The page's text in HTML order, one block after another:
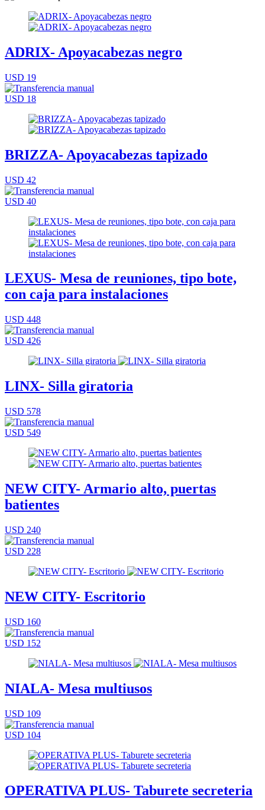
ADRIX- Apoyacabezas negro
USD 19
USD 18
BRIZZA- Apoyacabezas tapizado
USD 42
USD 40
LEXUS- Mesa de reuniones, tipo bote,
con caja para instalaciones
USD 448
USD 426
LINX- Silla giratoria
USD 578
USD 549
NEW CITY- Armario alto, puertas
batientes
USD 240
USD 228
NEW CITY- Escritorio
USD 160
USD 152
NIALA- Mesa multiusos
USD 109
USD 104
OPERATIVA PLUS- Taburete secreteria